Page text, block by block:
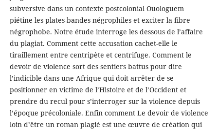
subversive dans un contexte postcolonial Ouologuem
piétine les plates-bandes négrophiles et exciter la fibre
négrophobe. Notre étude interroge les dessous de l’affaire
du plagiat. Comment cette accusation cachet-elle le
tiraillement entre centripète et centrifuge. Comment le
devoir de violence sort des sentiers battus pour dire
l’indicible dans une Afrique qui doit arrêter de se
positionner en victime de l’Histoire et de l’Occident et
prendre du recul pour s’interroger sur la violence depuis
l’époque précoloniale. Enfin comment Le devoir de violence
loin d’être un roman plagié est une œuvre de création qui